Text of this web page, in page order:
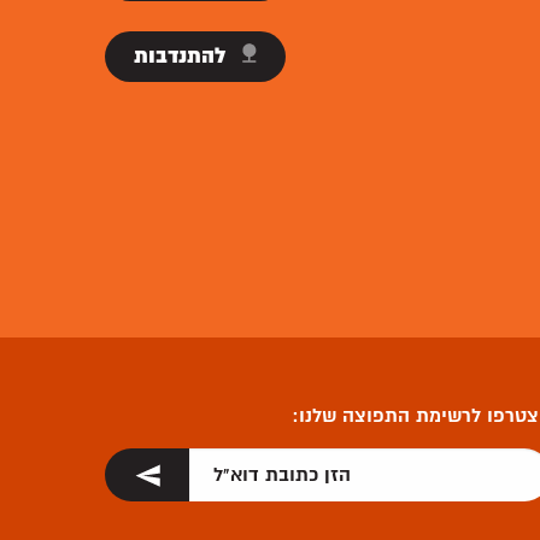
להתנדבות
לרשימת התפוצה שלנו: